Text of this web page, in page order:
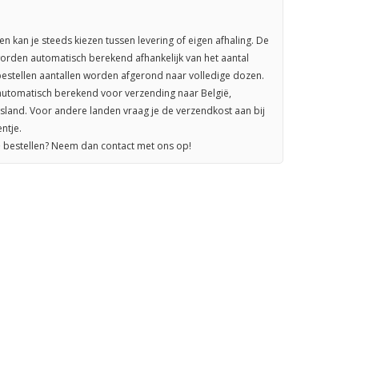
kan je steeds kiezen tussen levering of eigen afhaling. De
automatisch berekend afhankelijk van het aantal
aantallen worden afgerond naar volledige dozen.
berekend voor verzending naar België,
Voor andere landen vraag je de verzendkost aan bij
Neem dan contact met ons op!